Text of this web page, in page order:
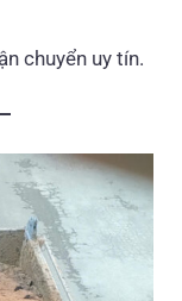
chuyển uy tín.